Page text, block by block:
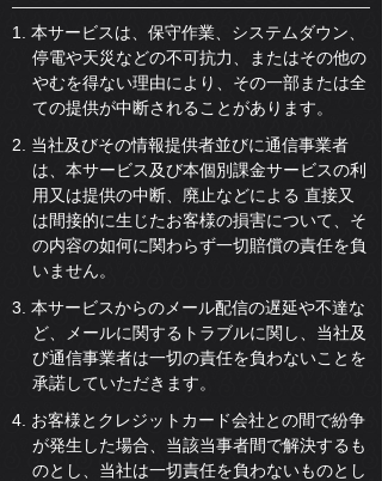
1. 本サービスは、保守作業、システムダウン、
停電や天災などの不可抗力、またはその他の
やむを得ない理由により、その一部または全
ての提供が中断されることがあります。
2. 当社及びその情報提供者並びに通信事業者
は、本サービス及び本個別課金サービスの利
用又は提供の中断、廃止などによる 直接又
は間接的に生じたお客様の損害について、そ
の内容の如何に関わらず一切賠償の責任を負
いません。
3. 本サービスからのメール配信の遅延や不達な
ど、メールに関するトラブルに関し、当社及
び通信事業者は一切の責任を負わないことを
承諾していただきます。
4. お客様とクレジットカード会社との間で紛争
が発生した場合、当該当事者間で解決するも
のとし、当社は一切責任を負わないものとし